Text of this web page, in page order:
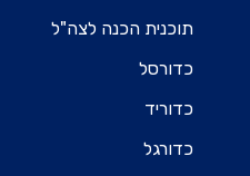
תוכנית הכנה לצה"ל
כדורסל
כדוריד
כדורגל